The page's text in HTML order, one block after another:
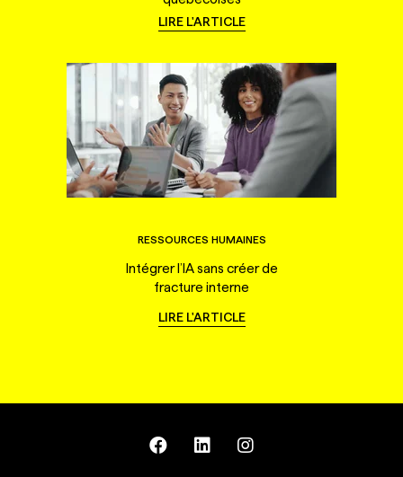
LIRE L'ARTICLE
RESSOURCES HUMAINES
Intégrer l’IA sans créer de
fracture interne
LIRE L'ARTICLE